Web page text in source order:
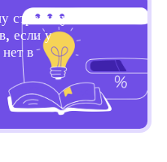
страницу
если у
в